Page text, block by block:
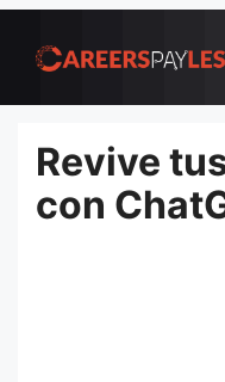
para
conteúdo
Revive
con